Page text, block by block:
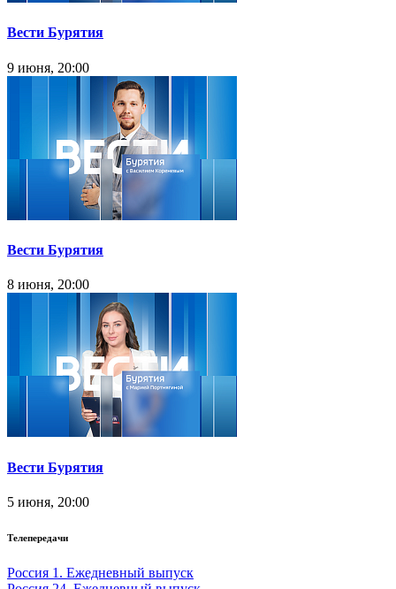
Вести Бурятия
9 июня, 20:00
Вести Бурятия
8 июня, 20:00
Вести Бурятия
5 июня, 20:00
Телепередачи
Россия 1. Ежедневный выпуск